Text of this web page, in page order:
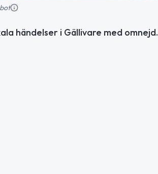
händelser i Gällivare med omnejd.